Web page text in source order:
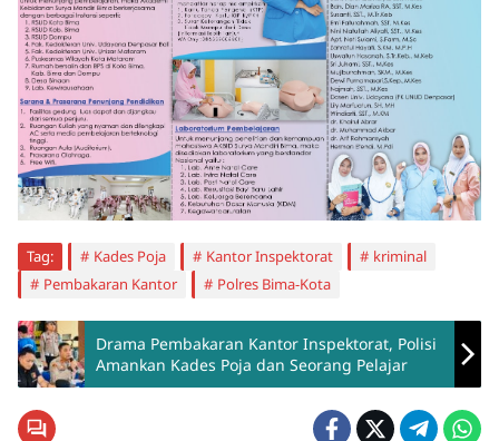
Tag: Kades Poja Kantor Inspektorat
kriminal
Pembakaran Kantor
Polres Bima-Kota
Drama Pembakaran Kantor Inspektorat, Polisi
Amankan Kades Poja dan Seorang Pelajar